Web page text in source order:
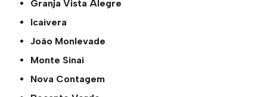
Granja Vista Alegre
Icaivera
João Monlevade
Monte Sinai
Nova Contagem